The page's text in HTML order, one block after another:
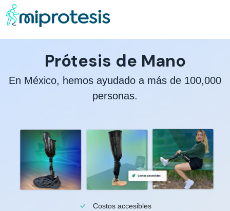
Prótesis de Mano
En México, hemos ayudado a más de 100,000
personas.
Costos accesibles